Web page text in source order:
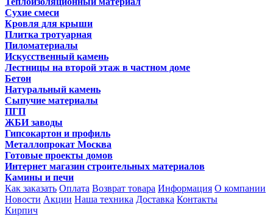
Сухие смеси
Кровля для крыши
Плитка тротуарная
Пиломатериалы
Искусственный камень
Лестницы на второй этаж в частном доме
Бетон
Натуральный камень
Сыпучие материалы
ПГП
ЖБИ заводы
Гипсокартон и профиль
Металлопрокат Москва
Готовые проекты домов
Интернет магазин строительных материалов
Камины и печи
Как заказать Оплата Возврат товара Информация О компании
Новости Акции Наша техника Доставка Контакты
Кирпич